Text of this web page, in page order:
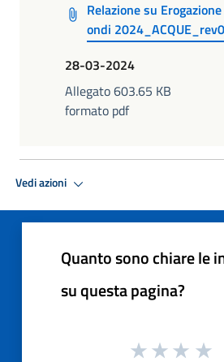
Relazione su
ondi
28-03-2024
Allegato 603.65 KB
formato pdf
Vedi azioni
Quanto sono chiare le
su questa pagina?